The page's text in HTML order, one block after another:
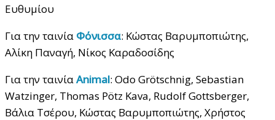
Ευθυμίου
Για την ταινία Φόνισσα: Κώστας Βαρυμποπιώτης,
Αλίκη Παναγή, Νίκος Καραδοσίδης
Για την ταινίαAnimal: Odo Grötschnig, Sebastian
Watzinger, Thomas Pötz Kava, Rudolf Gottsberger,
Βάλια Τσέρου, Κώστας Βαρυμποπιώτης, Χρήστος